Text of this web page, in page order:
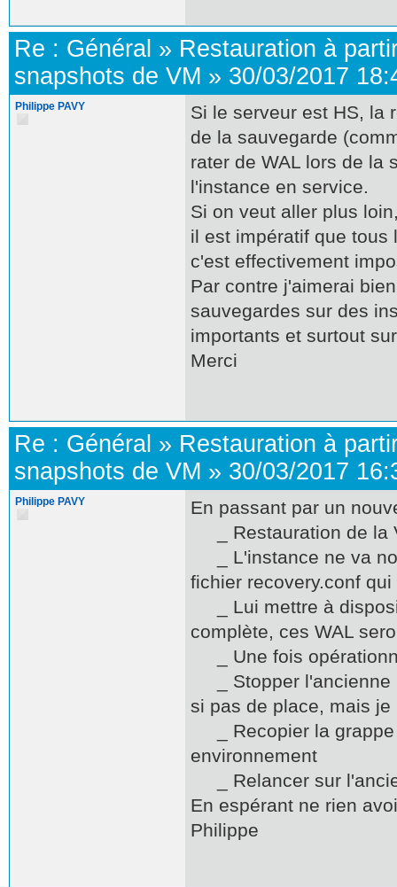
Re : Général » Restauration à
snapshots de VM » 30/03/2017
Philippe PAVY
Si le serveur est HS, la
de la sauvegarde
rater de WAL lors de la
l'instance en service.
Si on veut aller plus
il est impératif que tous
c'est effectivement
Par contre j'aimerai
sauvegardes sur des
importants et surtout
Merci
Re : Général » Restauration à
snapshots de VM » 30/03/2017
Philippe PAVY
En passant par un
_ Restauration de la
_ L'instance ne va
fichier recovery.conf
_ Lui mettre à
complète, ces WAL
_ Une fois
_ Stopper l'ancienne
si pas de place, mais
_ Recopier la grappe
environnement
_ Relancer sur
En espérant ne rien
Philippe